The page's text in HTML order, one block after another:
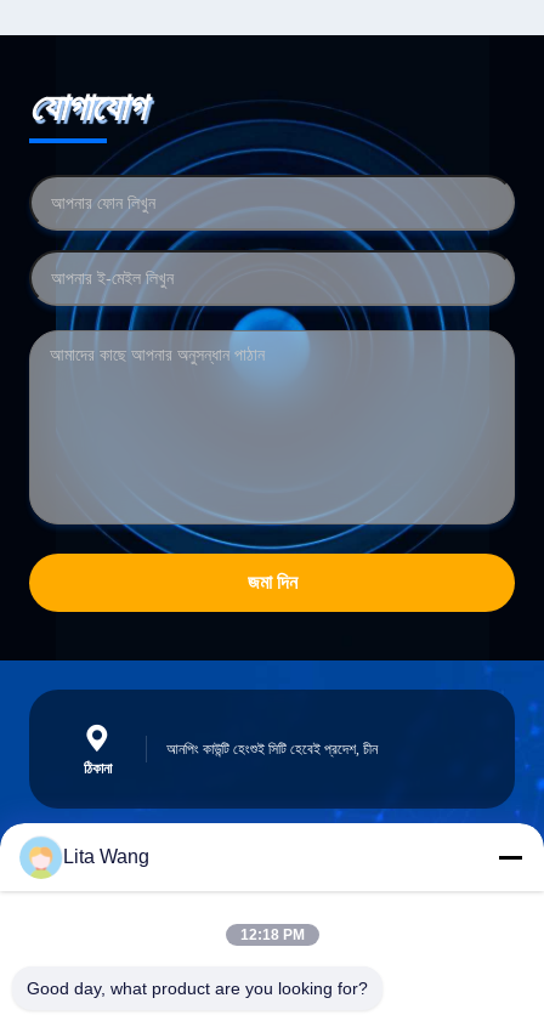
যোগাযোগ
জমা দিন
ঠিকানা
আনপিং কাউন্টি হেংশুই সিটি হেবেই প্রদেশ, চীন
Lita Wang
12:18 PM
Good day, what product are you looking for?